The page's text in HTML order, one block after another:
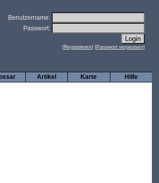
Benutzername:
Passwort:
[Registrieren] [Passwort vergessen]
Hilfe
Karte
Artikel